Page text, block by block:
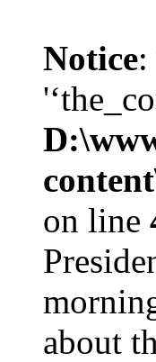
Notice
on line
about